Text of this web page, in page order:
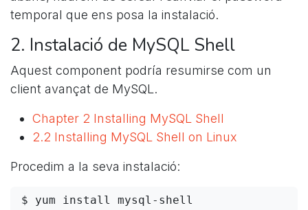
temporal que ens posa la instalació.
2. Instalació de MySQL Shell
Aquest component podría resumirse com un
client avançat de MySQL.
Chapter 2 Installing MySQL Shell
2.2 Installing MySQL Shell on Linux
Procedim a la seva instalació: